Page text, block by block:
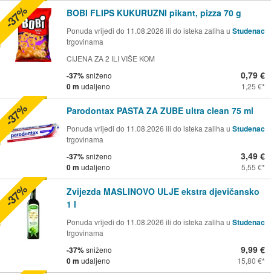
BOBI FLIPS KUKURUZNI pikant, pizza 70 g
Ponuda vrijedi do 11.08.2026 ili do isteka zaliha u Studenac
trgovinama
CIJENA ZA 2 ILI VIŠE KOM
-37%sniženo
0 m udaljeno
0,79 €
1,25 €
-37%
Parodontax PASTA ZA ZUBE ultra clean 75 ml
Ponuda vrijedi do 11.08.2026 ili do isteka zaliha u Studenac
trgovinama
-37%sniženo
0 m udaljeno
3,49 €
5,55 €
-37%
Zvijezda MASLINOVO ULJE ekstra djevičansko
1 l
Ponuda vrijedi do 11.08.2026 ili do isteka zaliha u Studenac
trgovinama
-37%sniženo
0 m udaljeno
9,99 €
15,80 €
-37%